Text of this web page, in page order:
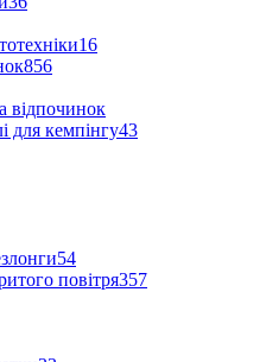
16
856
відпочинок
для кемпінгу43
54
повітря357